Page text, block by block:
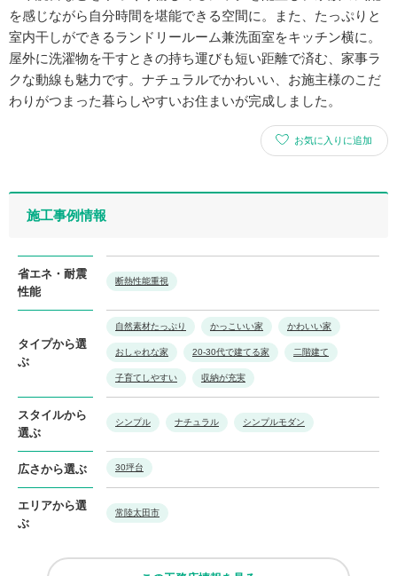
を感じながら自分時間を堪能できる空間に。また、たっぷりと
室内干しができるランドリールーム兼洗面室をキッチン横に。
屋外に洗濯物を干すときの持ち運びも短い距離で済む、家事ラ
クな動線も魅力です。ナチュラルでかわいい、お施主様のこだ
わりがつまった暮らしやすいお住まいが完成しました。
お気に入りに追加
施工事例情報
省エネ・耐震
性能
断熱性能重視
タイプから選
ぶ
自然素材たっぷり かっこいい家 かわいい家
おしゃれな家 20-30代で建てる家 二階建て
子育てしやすい 収納が充実
スタイルから
選ぶ
シンプル ナチュラル シンプルモダン
広さから選ぶ 30坪台
エリアから選
ぶ
常陸太田市